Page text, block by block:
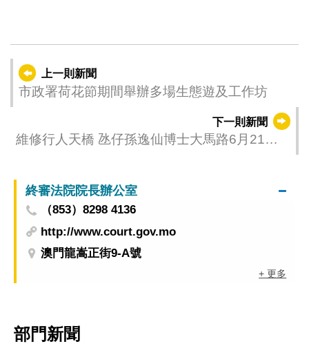
上一則新聞
市政署荷花節期間舉辦多場生態遊及工作坊
下一則新聞
維修行人天橋 氹仔孫逸仙博士大馬路6月21日
終審法院院長辦公室
（853）8298 4136
http://www.court.gov.mo
澳門龍嵩正街9-A號
+ 更多
部門新聞